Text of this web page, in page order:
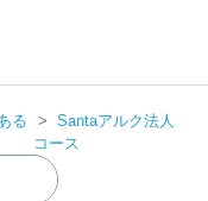
る
Santaアルク法人
コース